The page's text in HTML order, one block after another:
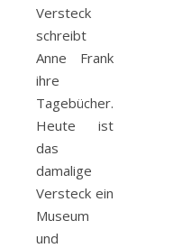
Versteck
schreibt
Anne Frank
ihre
Tagebücher.
Heute ist
das
damalige
Versteck ein
Museum
und